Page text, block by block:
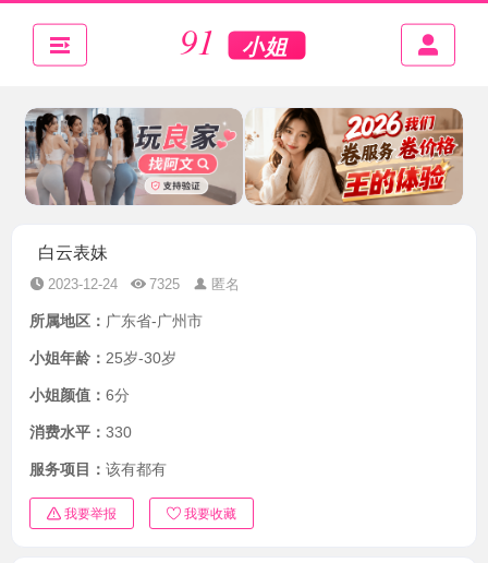
白云表妹
2023-12-24 7325 匿名
所属地区： 广东省-广州市
小姐年龄： 25岁-30岁
小姐颜值： 6分
消费水平： 330
服务项目： 该有都有
我要举报 我要收藏